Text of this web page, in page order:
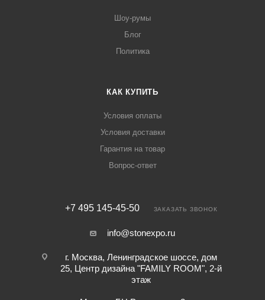
Шоу-румы
Блог
Политика
КАК КУПИТЬ
Условия оплаты
Условия доставки
Гарантия на товар
Вопрос-ответ
+7 495 145-45-50 ЗАКАЗАТЬ ЗВОНОК
info@stonexpo.ru
г. Москва, Ленинградское шоссе, дом
25, Центр дизайна "FAMILY ROOM", 2-й
этаж